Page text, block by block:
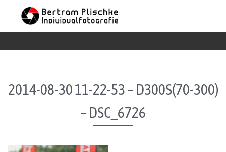
Skip to content
2014-08-30 11-22-53 – D300S(70-300)
– DSC_6726